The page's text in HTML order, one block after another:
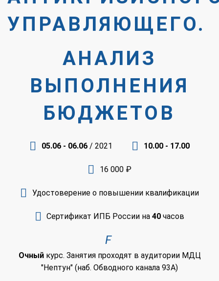
УПРАВЛЯЮЩЕГО.
АНАЛИЗ
ВЫПОЛНЕНИЯ
БЮДЖЕТОВ
05.06 - 06.06 / 2021 10.00 - 17.00
16 000 ₽
Удостоверение о повышении квалификации
Сертификат ИПБ России на40 часов
Очныйкурс. Занятия проходят в аудитории МДЦ
"Нептун" (наб. Обводного канала 93А)